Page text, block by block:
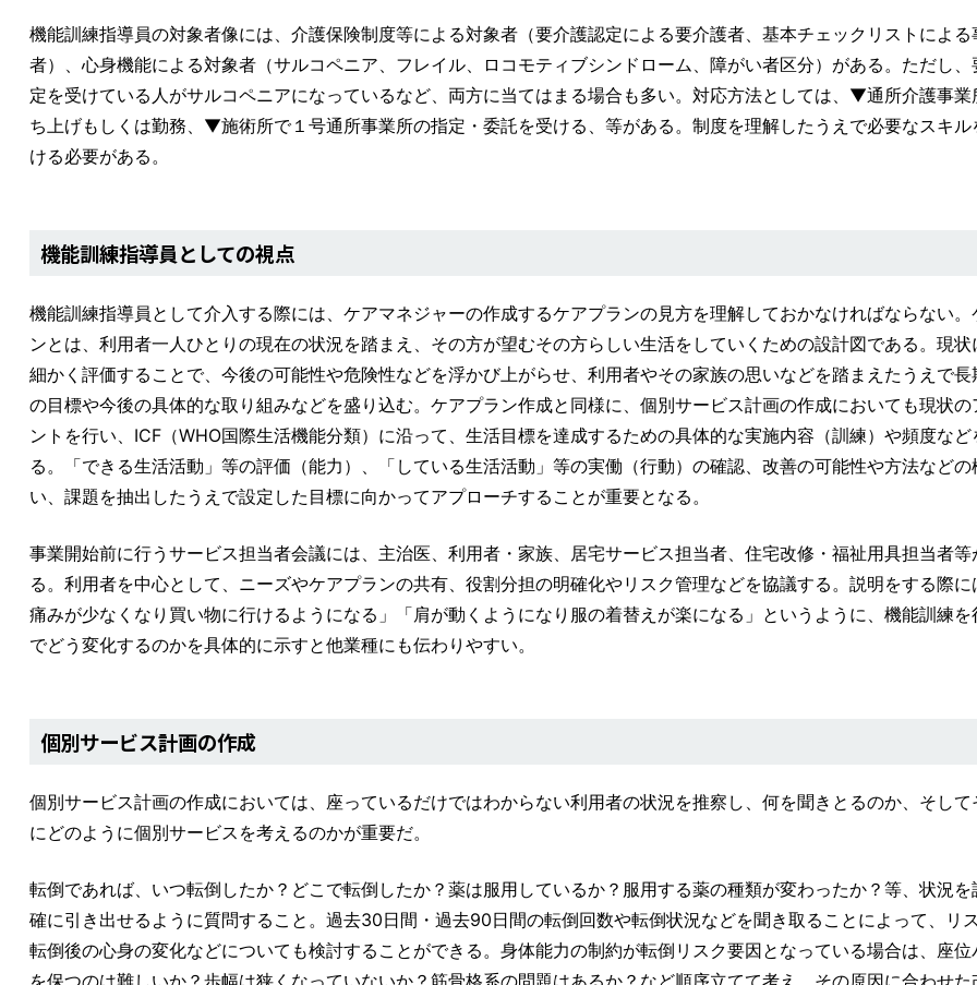
機能訓練指導員の対象者像には、介護保険制度等による対象者（要介護認定による要介護者、基本チェックリストによる
者）、心身機能による対象者（サルコペニア、フレイル、ロコモティブシンドローム、障がい者区分）がある。ただし、
定を受けている人がサルコペニアになっているなど、両方に当てはまる場合も多い。対応方法としては、▼通所介護事業
ち上げもしくは勤務、▼施術所で１号通所事業所の指定・委託を受ける、等がある。制度を理解したうえで必要なスキル
ける必要がある。
機能訓練指導員としての視点
機能訓練指導員として介入する際には、ケアマネジャーの作成するケアプランの見方を理解しておかなければならない。
ンとは、利用者一人ひとりの現在の状況を踏まえ、その方が望むその方らしい生活をしていくための設計図である。現状
細かく評価することで、今後の可能性や危険性などを浮かび上がらせ、利用者やその家族の思いなどを踏まえたうえで長
の目標や今後の具体的な取り組みなどを盛り込む。ケアプラン作成と同様に、個別サービス計画の作成においても現状の
ントを行い、ICF（WHO国際生活機能分類）に沿って、生活目標を達成するための具体的な実施内容（訓練）や頻度など
る。「できる生活活動」等の評価（能力）、「している生活活動」等の実働（行動）の確認、改善の可能性や方法などの
い、課題を抽出したうえで設定した目標に向かってアプローチすることが重要となる。
事業開始前に行うサービス担当者会議には、主治医、利用者・家族、居宅サービス担当者、住宅改修・福祉用具担当者等
る。利用者を中心として、ニーズやケアプランの共有、役割分担の明確化やリスク管理などを協議する。説明をする際に
痛みが少なくなり買い物に行けるようになる」「肩が動くようになり服の着替えが楽になる」というように、機能訓練を
でどう変化するのかを具体的に示すと他業種にも伝わりやすい。
個別サービス計画の作成
個別サービス計画の作成においては、座っているだけではわからない利用者の状況を推察し、何を聞きとるのか、そして
にどのように個別サービスを考えるのかが重要だ。
転倒であれば、いつ転倒したか？どこで転倒したか？薬は服用しているか？服用する薬の種類が変わったか？等、状況を
確に引き出せるように質問すること。過去30日間・過去90日間の転倒回数や転倒状況などを聞き取ることによって、リ
転倒後の心身の変化などについても検討することができる。身体能力の制約が転倒リスク要因となっている場合は、座位
を保つのは難しいか？歩幅は狭くなっていないか？筋骨格系の問題はあるか？など順序立てて考え、その原因に合わせた